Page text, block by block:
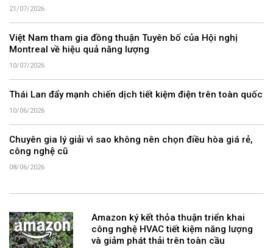
21/07/2026
Việt Nam tham gia đồng thuận Tuyên bố của Hội nghị
Montreal về hiệu quả năng lượng
10/07/2026
Thái Lan đẩy mạnh chiến dịch tiết kiệm điện trên toàn quốc
10/06/2026
Chuyên gia lý giải vì sao không nên chọn điều hòa giá rẻ,
công nghệ cũ
08/06/2026
Amazon ký kết thỏa thuận triển khai
công nghệ HVAC tiết kiệm năng lượng
và giảm phát thải trên toàn cầu